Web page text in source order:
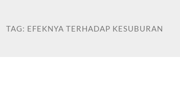
TAG: EFEKNYA TERHADAP KESUBURAN